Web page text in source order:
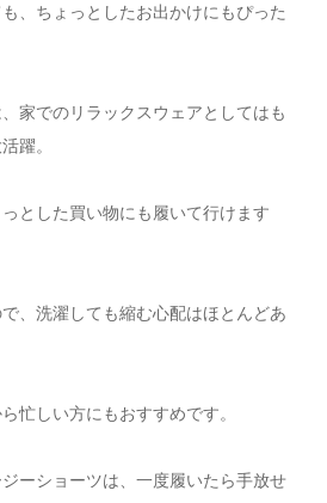
、ちょっとしたお出かけにもぴった
家でのリラックスウェアとしてはも
躍。
とした買い物にも履いて行けます
、洗濯しても縮む心配はほとんどあ
忙しい方にもおすすめです。
ーショーツは、一度履いたら手放せ